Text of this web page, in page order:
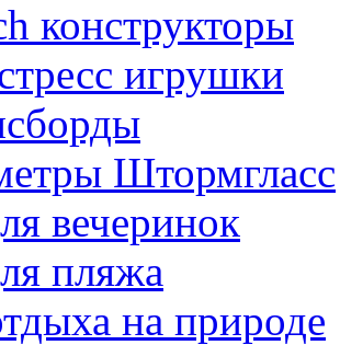
конструкторы
игрушки
Штормгласс
вечеринок
пляжа
на природе